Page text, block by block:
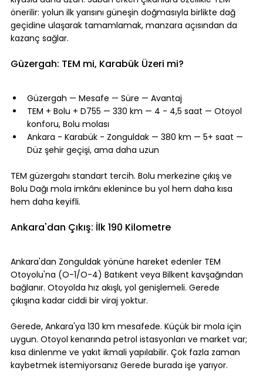
önerilir: yolun ilk yarısını güneşin doğmasıyla birlikte dağ
geçidine ulaşarak tamamlamak, manzara açısından da
kazanç sağlar.
Güzergah: TEM mi, Karabük Üzeri mi?
Güzergah — Mesafe — Süre — Avantaj
TEM + Bolu + D755 — 330 km — 4 - 4,5 saat — Otoyol
konforu, Bolu molası
Ankara - Karabük - Zonguldak — 380 km — 5+ saat —
Düz şehir geçişi, ama daha uzun
TEM güzergahı standart tercih. Bolu merkezine çıkış ve
Bolu Dağı mola imkânı eklenince bu yol hem daha kısa
hem daha keyifli.
Ankara'dan Çıkış: İlk 190 Kilometre
Ankara'dan Zonguldak yönüne hareket edenler TEM
Otoyolu'na (O-1/O-4) Batıkent veya Bilkent kavşağından
bağlanır. Otoyolda hız akışlı, yol genişlemeli. Gerede
çıkışına kadar ciddi bir viraj yoktur.
Gerede, Ankara'ya 130 km mesafede. Küçük bir mola için
uygun. Otoyol kenarında petrol istasyonları ve market var;
kısa dinlenme ve yakıt ikmali yapılabilir. Çok fazla zaman
kaybetmek istemiyorsanız Gerede burada işe yarıyor.